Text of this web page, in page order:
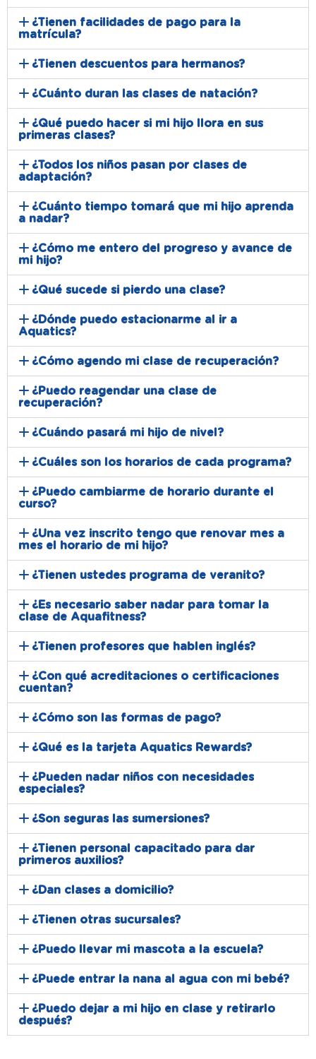
¿Tienen facilidades de pago para la
matrícula?
¿Tienen descuentos para hermanos?
¿Cuánto duran las clases de natación?
¿Qué puedo hacer si mi hijo llora en sus
primeras clases?
¿Todos los niños pasan por clases de
adaptación?
¿Cuánto tiempo tomará que mi hijo aprenda
a nadar?
¿Cómo me entero del progreso y avance de
mi hijo?
¿Qué sucede si pierdo una clase?
¿Dónde puedo estacionarme al ir a
Aquatics?
¿Cómo agendo mi clase de recuperación?
¿Puedo reagendar una clase de
recuperación?
¿Cuándo pasará mi hijo de nivel?
¿Cuáles son los horarios de cada programa?
¿Puedo cambiarme de horario durante el
curso?
¿Una vez inscrito tengo que renovar mes a
mes el horario de mi hijo?
¿Tienen ustedes programa de veranito?
¿Es necesario saber nadar para tomar la
clase de Aquafitness?
¿Tienen profesores que hablen inglés?
¿Con qué acreditaciones o certificaciones
cuentan?
¿Cómo son las formas de pago?
¿Qué es la tarjeta Aquatics Rewards?
¿Pueden nadar niños con necesidades
especiales?
¿Son seguras las sumersiones?
¿Tienen personal capacitado para dar
primeros auxilios?
¿Dan clases a domicilio?
¿Tienen otras sucursales?
¿Puedo llevar mi mascota a la escuela?
¿Puede entrar la nana al agua con mi bebé?
¿Puedo dejar a mi hijo en clase y retirarlo
después?